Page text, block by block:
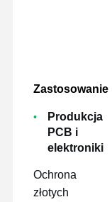
Zastosowanie
Produkcja
PCB i
elektroniki
Ochrona
złotych